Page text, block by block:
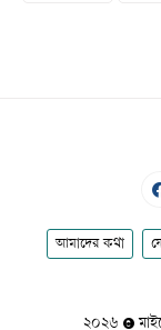
আমাদের কথা
২০২৬